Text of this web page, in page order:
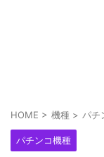
HOME > 機種 > パチ
パチンコ機種